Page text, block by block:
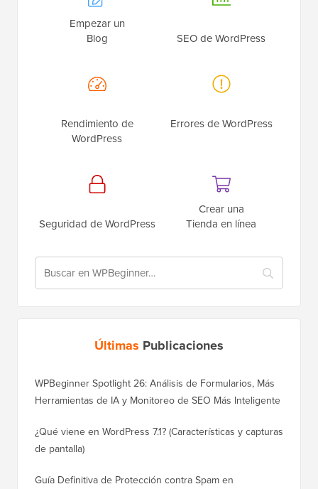
Empezar un
Blog
SEO de WordPress
Rendimiento de
WordPress
Errores de WordPress
Seguridad de WordPress
Crear una
Tienda en línea
Últimas Publicaciones
WPBeginner Spotlight 26: Análisis de Formularios, Más
Herramientas de IA y Monitoreo de SEO Más Inteligente
¿Qué viene en WordPress 7.1? (Características y capturas
de pantalla)
Guía Definitiva de Protección contra Spam en